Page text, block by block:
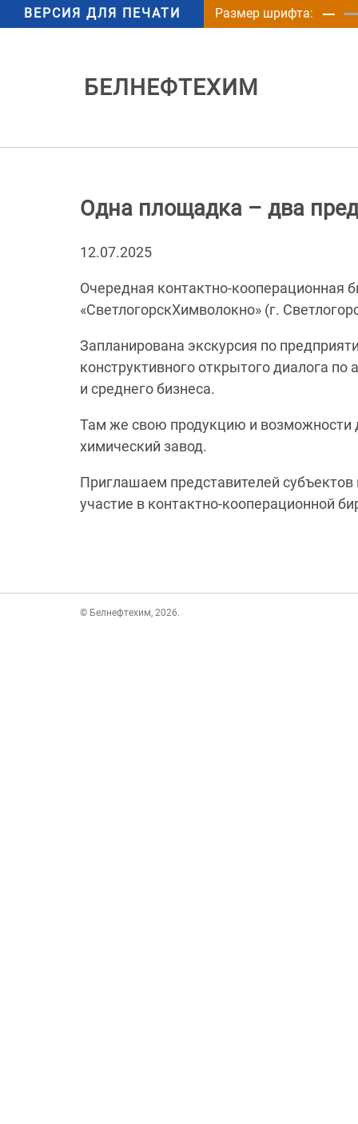
ВЕРСИЯ ДЛЯ ПЕЧАТИ Размер шрифта:
БЕЛНЕФТЕХИМ
Одна площадка – два
12.07.2025
Очередная контактно-кооперационная
«СветлогорскХимволокно» (г.
Запланирована экскурсия по
конструктивного открытого диалога
и среднего бизнеса.
Там же свою продукцию и возможности
химический завод.
Приглашаем представителей
участие в контактно-кооперационной
© Белнефтехим, 2026.